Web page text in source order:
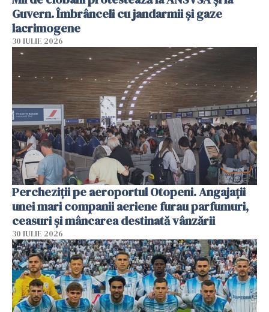
Guvern. Îmbrânceli cu jandarmii și gaze
lacrimogene
30 IULIE 2026
Percheziții pe aeroportul Otopeni. Angajații
unei mari companii aeriene furau parfumuri,
ceasuri și mâncarea destinată vânzării
30 IULIE 2026